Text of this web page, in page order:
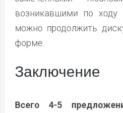
возникавшими по
можно продолжить
форме.
Заключение
Всего 4-5